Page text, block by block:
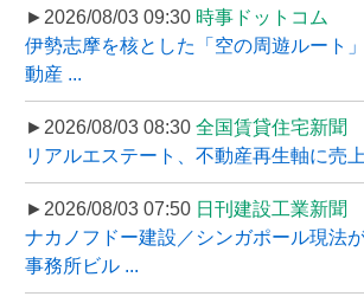
►2026/08/03 09:30 時事ドットコム
伊勢志摩を核とした「空の周遊ルート
動産 ...
►2026/08/03 08:30 全国賃貸住宅新聞
リアルエステート、不動産再生軸に売
►2026/08/03 07:50 日刊建設工業新聞
ナカノフドー建設／シンガポール現法
事務所ビル ...